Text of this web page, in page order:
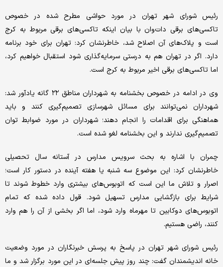
رئیس شورای شهر تهران در مورد حواشی مطرح شده در خصوص
تاکسی‌های برقی دات‌وان با بیان اینکه تاکسی‌های برقی مربوط به کرج
است و پلاک‌های آن اصلاح شد، خاطرنشان کرد: تهران برای خود برنامه
دارد. اگر در تهران هم به درستی سرمایه‌گذاری شود استقبال خواهیم کرد،
اما تاکسی‌های برقی اخیر مربوط به کرج است.
وی در ادامه در خصوص بخشنامه به شهرداران مناطق ۲۲ گانه یادآور شد:
شهرداران نمی‌توانند برای مسائل شهرسازی تصمیم‌گیری کنند و باید
هماهنگی‌ برای اقدامات را انجام دهند؛ شهرداران در مورد ضوابط توان
تصمیم‌گیری ندارند و این بخشنامه لغو شده است‌.
چمران با اشاره به بحث سرویس مدارس در آستانه سال تحصیلی
خاطرنشان کرد: این موضوع سه شنبه یا هفته آینده در دستور کار است؛
اصرار و تلاش ما این است که اتوبوس‌های بیشتری وارد خطوط شوند تا
شرایط برای بازگشایی مدارس تسهیل شود. قول داده شده که تمام
اتوبوس‌های دوکابین تا مهرماه وارد شود، اما اگر بخشی از آن را هم وارد
کنند، راضی هستیم.
رئیس شورای شهر تهران در پاسخ به پرسش خبرنگاران در مورد وضعیت
خانه اندیشمندان گفت: چند روز پیش جلسه‌ای در این مورد برگزار شد و ما